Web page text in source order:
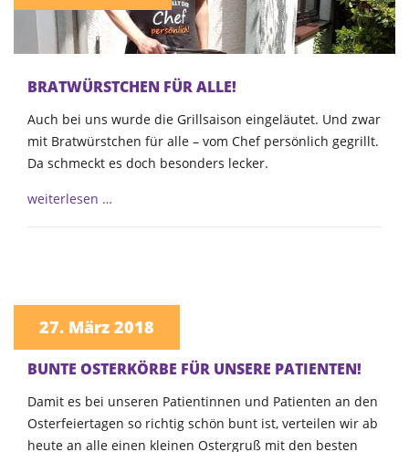
BRATWÜRSTCHEN FÜR ALLE!
Auch bei uns wurde die Grillsaison eingeläutet. Und zwar
mit Bratwürstchen für alle – vom Chef persönlich gegrillt.
Da schmeckt es doch besonders lecker.
weiterlesen …
27. März 2018
BUNTE OSTERKÖRBE FÜR UNSERE PATIENTEN!
Damit es bei unseren Patientinnen und Patienten an den
Osterfeiertagen so richtig schön bunt ist, verteilen wir ab
heute an alle einen kleinen Ostergruß mit den besten